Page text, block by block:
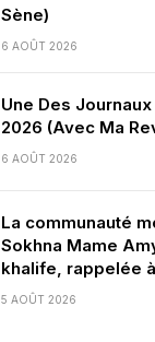
Sène)
6 AOÛT 2026
Une Des
2026 (Avec Ma
6 AOÛT 2026
La communauté
Sokhna Mame
khalife, rappelée
5 AOÛT 2026